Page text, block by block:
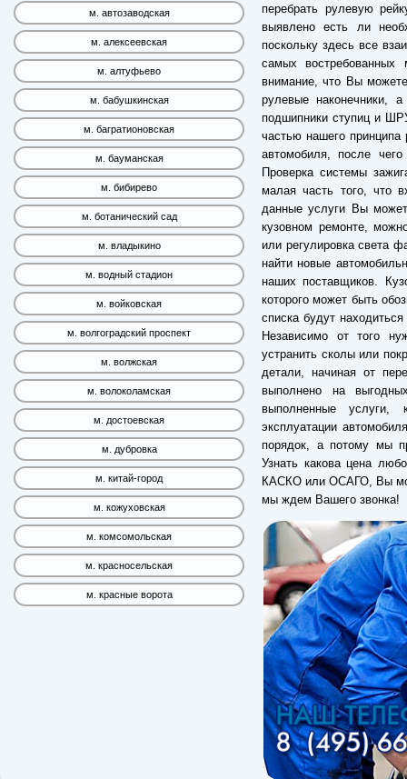
м. автозаводская
м. алексеевская
м. алтуфьево
м. бабушкинская
м. багратионовская
м. бауманская
м. бибирево
м. ботанический сад
м. владыкино
м. водный стадион
м. войковская
м. волгоградский проспект
м. волжская
м. волоколамская
м. достоевская
м. дубровка
м. китай-город
м. кожуховская
м. комсомольская
м. красносельская
м. красные ворота
перебрать рулевую
выявлено есть ли
поскольку здесь все
самых
внимание, что Вы
рулевые наконечники,
подшипники ступиц и
частью нашего принципа
автомобиля, после
Проверка системы
малая часть того, что
данные услуги Вы
кузовном ремонте,
или регулировка света
найти новые
наших поставщиков.
которого может быть
списка будут
Независимо от того
устранить сколы или
детали, начиная от
выполнено на
выполненные
эксплуатации
порядок, а потому мы
Узнать какова цена
КАСКО или ОСАГО, Вы
мы ждем Вашего звонка!